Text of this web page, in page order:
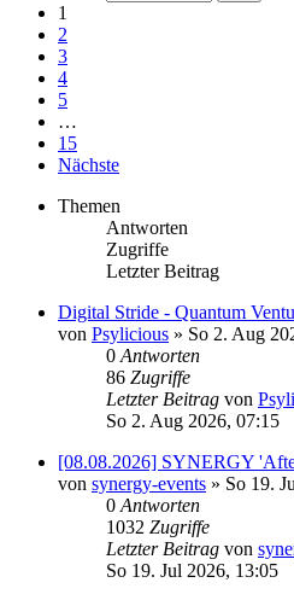
1
2
3
4
5
…
15
Nächste
Themen
Antworten
Zugriffe
Letzter Beitrag
Digital Stride - Quantum
von Psylicious » So 2. Aug
0 Antworten
86 Zugriffe
Letzter Beitrag von
So 2. Aug 2026, 07:15
[08.08.2026] SYNERGY
von synergy-events » So 19.
0 Antworten
1032 Zugriffe
Letzter Beitrag von
So 19. Jul 2026, 13:05